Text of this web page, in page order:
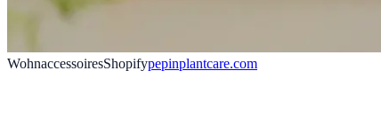
WohnaccessoiresShopifypepinplantcare.com